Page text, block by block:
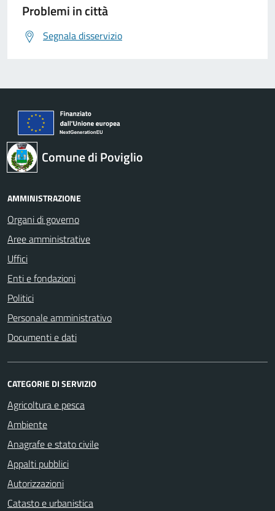
Problemi in città
Segnala disservizio
Comune di Poviglio
AMMINISTRAZIONE
Organi di governo
Aree amministrative
Uffici
Enti e fondazioni
Politici
Personale amministrativo
Documenti e dati
CATEGORIE DI SERVIZIO
Agricoltura e pesca
Ambiente
Anagrafe e stato civile
Appalti pubblici
Autorizzazioni
Catasto e urbanistica